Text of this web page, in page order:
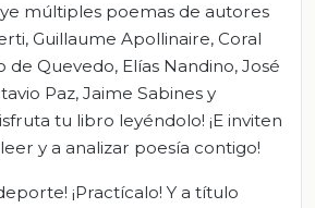
múltiples poemas de autores
Guillaume Apollinaire, Coral
de Quevedo, Elías Nandino, José
Paz, Jaime Sabines y
tu libro leyéndolo! ¡E inviten
y a analizar poesía contigo!
¡Practícalo! Y a título